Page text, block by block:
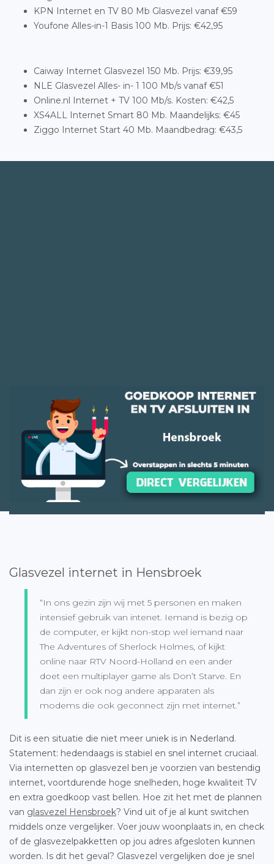
KPN Internet en TV 80 Mb Glasvezel vanaf €59
Youfone Alles-in-1 Basis 100 Mb. Prijs: €42,95
Caiway Internet Glasvezel 150 Mb. Prijs: €39,95
NLE Glasvezel Alles- in- 1 100 Mb/s vanaf €51
Online.nl Internet + TV 100 Mb/s. Kosten: €42,5
XS4ALL Internet Smart 80 Mb. Maandelijks: €45
Ziggo Internet Start 40 Mb. Maandbedrag: €43,5
Glasvezel internet in Hensbroek
“In ons gezin zijn wij met 5 personen en maken
intensief gebruik van intenet. Iemand is bezig op
de computer, er kijkt non-stop wel iemand naar
The Adventures of Sherlock Holmes, of kijkt
online naar RTV Noord-Holland en een ander
doet een multiplayer game als Don’t Starve. En
dan zijn er ook nog andere apparaten als
modems die ook geconnect zijn met internet.”
Dit is een situatie die niet meer uniek is in Nederland.
Statement: hedendaags is stabiel en snel internet cruciaal.
Via internetten op glasvezel ben je voorzien van bestendig
internet, voortdurende hoge snelheden, hoge kwaliteit TV
en extra goedkoop vast bellen. Hoe zit het met de plannen
van glasvezel Hensbroek? Vind uit of je al kunt switchen
middels onze vergelijker. Voer jouw woonplaats in, en check
of de glasvezelpakketten op jou adres afgesloten kunnen
worden. Is dit het geval? Glasvezel vergelijken doe je snel